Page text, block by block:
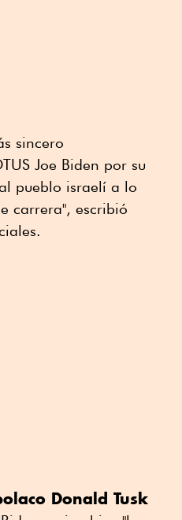
sincero
Joe Biden por su
pueblo israelí a lo
carrera", escribió
Donald Tusk